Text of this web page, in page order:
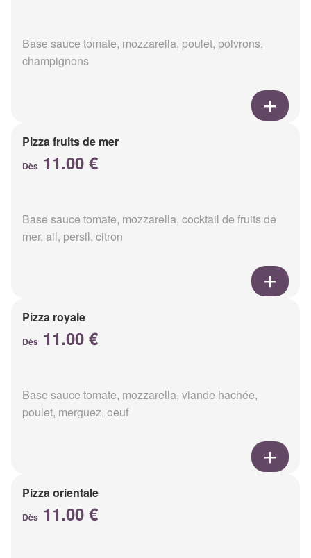
Base sauce tomate, mozzarella, poulet, poivrons,
champignons
Pizza fruits de mer
Dès 11.00 €
Base sauce tomate, mozzarella, cocktail de fruits de
mer, ail, persil, citron
Pizza royale
Dès 11.00 €
Base sauce tomate, mozzarella, viande hachée,
poulet, merguez, oeuf
Pizza orientale
Dès 11.00 €